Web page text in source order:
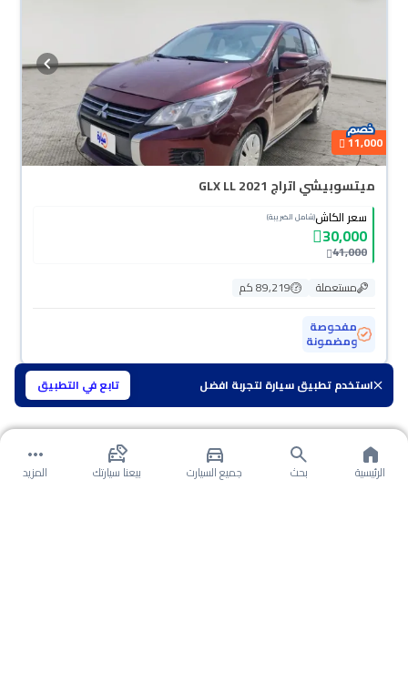
استخدم تطبيق سيارة لتجربة افضل تابع في التطبيق
11,000
ميتسوبيشي اتراج GLX LL 2021
سعر الكاش(شامل الضريبة)
30,000
41,000
مستعملة
89,219 كم
مفحوصة
ومضمونة
الرئيسية بحث جميع السيارت بيعنا سيارتك المزيد